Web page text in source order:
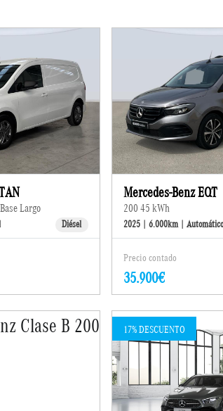
Largo
Diésel
Mercedes-Benz EQT
200 45 kWh
2025 | 6.000km | Automático
Precio contado
35.900€
17% DESCUENTO